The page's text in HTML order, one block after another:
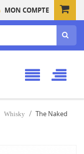
MON COMPTE
Whisky
The Naked